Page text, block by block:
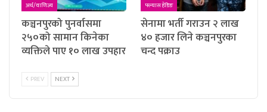
अर्थ/वाणिज्य
कञ्चनपुरको पुनर्वासमा
२५०को सामान किनेका
व्यक्तिले पाए १० लाख उपहार
फ्ल्यास हेडिङ
सेनामा भर्ती गराउन २ लाख
४० हजार लिने कञ्चनपुरका
चन्द पक्राउ
PREV NEXT